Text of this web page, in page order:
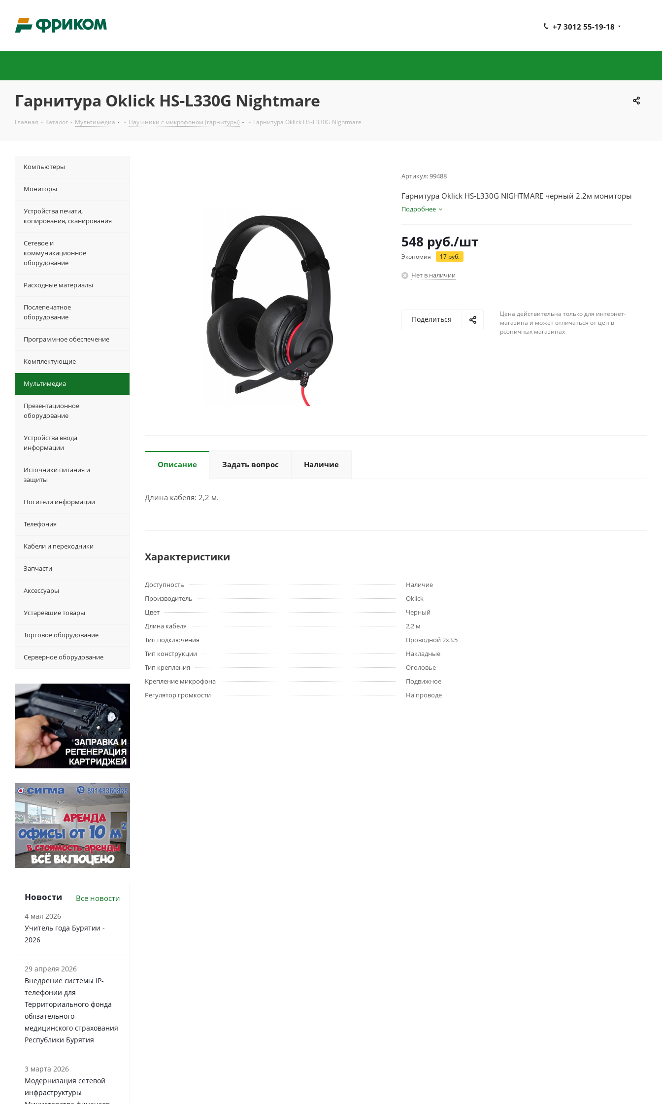
+7 3012 55-19-18
Гарнитура Oklick HS-L330G Nightmare
Главная - Каталог - Мультимедиа - Наушники с микрофоном (гарнитуры) - Гарнитура Oklick HS-L330G Nightmare
Артикул:99488
Гарнитура Oklick HS-L330G NIGHTMARE черный 2.2м мониторы
Подробнее
548 руб./шт
Экономия 17 руб.
Нет в наличии
Поделиться
Цена действительна только для интернет-
магазина и может отличаться от цен в
розничных магазинах
Описание Задать вопрос Наличие
Длина кабеля: 2,2 м.
Характеристики
Доступность
Наличие
Производитель
Oklick
Цвет
Черный
Длина кабеля
2,2 м
Тип подключения
Проводной 2х3.5
Тип конструкции
Накладные
Тип крепления
Оголовье
Крепление микрофона
Подвижное
Регулятор громкости
На проводе
Компьютеры
Мониторы
Устройства печати,
копирования, сканирования
Сетевое и
коммуникационное
оборудование
Расходные материалы
Послепечатное
оборудование
Программное обеспечение
Комплектующие
Мультимедиа
Презентационное
оборудование
Устройства ввода
информации
Источники питания и
защиты
Носители информации
Телефония
Кабели и переходники
Запчасти
Аксессуары
Устаревшие товары
Торговое оборудование
Серверное оборудование
Новости Все новости
4 мая 2026
Учитель года Бурятии -
2026
29 апреля 2026
Внедрение системы IP-
телефонии для
Территориального фонда
обязательного
медицинского страхования
Республики Бурятия
3 марта 2026
Модернизация сетевой
инфраструктуры